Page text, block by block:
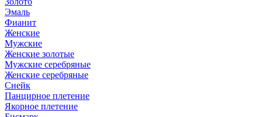
Эмаль
Фианит
Женские
Мужские
Женские золотые
Мужские серебряные
Женские серебряные
Снейк
Панцирное плетение
Якорное плетение